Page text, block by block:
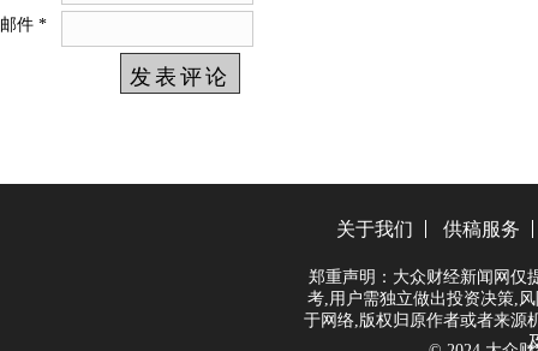
邮件 *
关于我们 供稿服务
郑重声明：大众财经新闻网仅
考,用户需独立做出投资决策,
于网络,版权归原作者或者来源